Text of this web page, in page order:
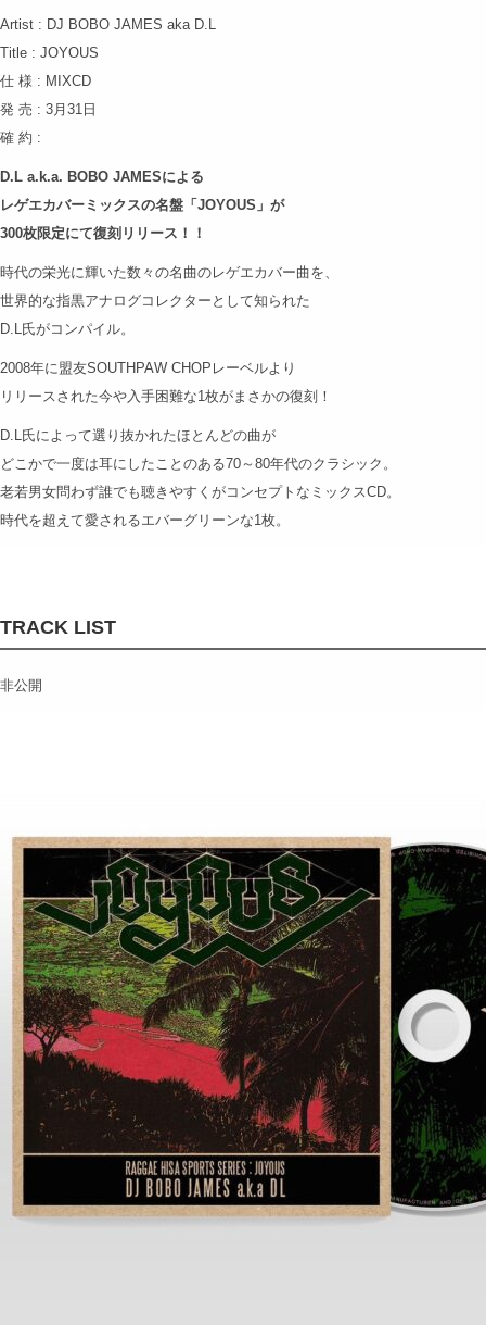
Artist : DJ BOBO JAMES aka D.L
Title : JOYOUS
仕 様 : MIXCD
発 売 : 3月31日
確 約 :
D.L a.k.a. BOBO JAMESによる
レゲエカバーミックスの名盤「JOYOUS」が
300枚限定にて復刻リリース！！
時代の栄光に輝いた数々の名曲のレゲエカバー曲を、
世界的な指黒アナログコレクターとして知られた
D.L氏がコンパイル。
2008年に盟友SOUTHPAW CHOPレーベルより
リリースされた今や入手困難な1枚がまさかの復刻！
D.L氏によって選り抜かれたほとんどの曲が
どこかで一度は耳にしたことのある70～80年代のクラシック。
老若男女問わず誰でも聴きやすくがコンセプトなミックスCD。
時代を超えて愛されるエバーグリーンな1枚。
TRACK LIST
非公開